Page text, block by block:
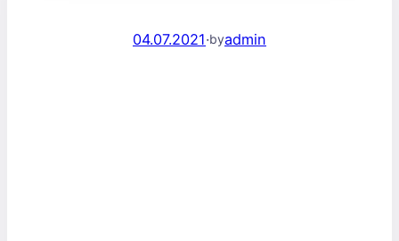
04.07.2021·byadmin